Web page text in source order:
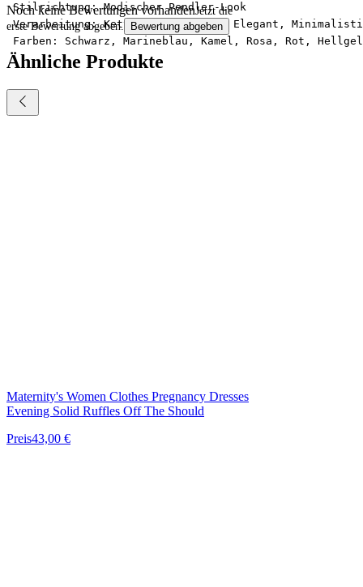
Stilrichtung: Modischer Pendler-Look
Verarbeitung: Kettengewirk, Stil: Elegant,
Farben: Schwarz, Marineblau, Kamel, Rosa, Rot,
Noch keine Bewertungen vorhandenJetzt die
erste Bewertung abgeben.
Bewertung abgeben
Ähnliche Produkte
Maternity's Women Clothes Pregnancy Dresses
Evening Solid Ruffles Off The Should
Preis43,00 €